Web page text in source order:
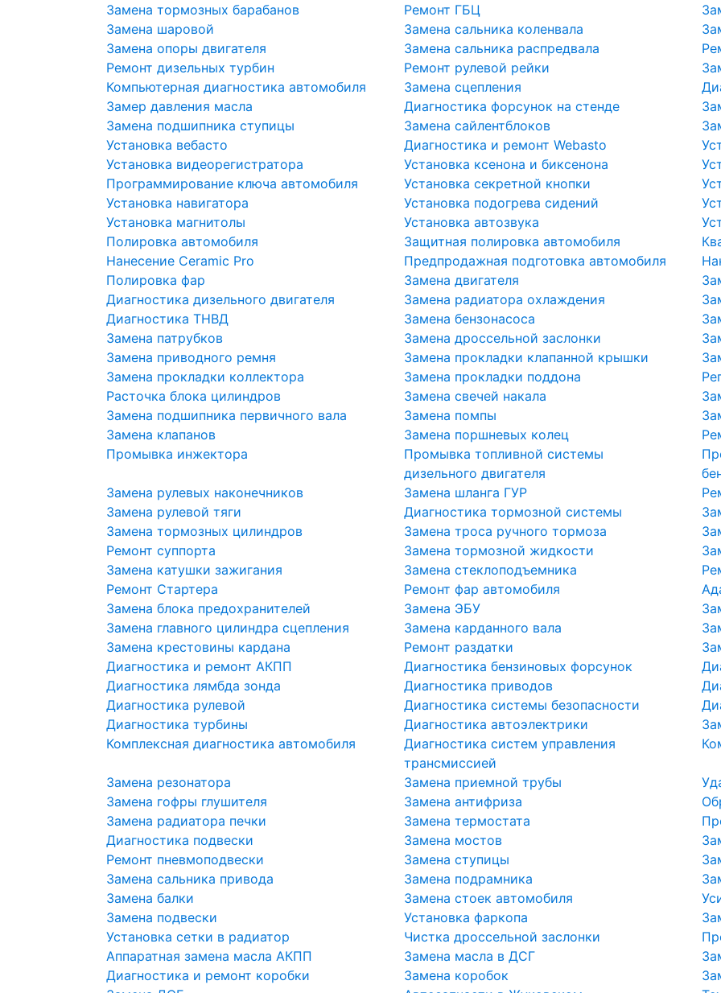
Замена тормозных барабанов
Ремонт ГБЦ
Замена шаровой
Замена сальника коленвала
Замена опоры двигателя
Замена сальника распредвала
Ремонт дизельных турбин
Ремонт рулевой рейки
Компьютерная диагностика автомобиля
Замена сцепления
Замер давления масла
Диагностика форсунок на стенде
Замена подшипника ступицы
Замена сайлентблоков
Установка вебасто
Диагностика и ремонт Webasto
Установка видеорегистратора
Установка ксенона и биксенона
Программирование ключа автомобиля
Установка секретной кнопки
Установка навигатора
Установка подогрева сидений
Установка магнитолы
Установка автозвука
Полировка автомобиля
Защитная полировка автомобиля
Нанесение Ceramic Pro
Предпродажная подготовка автомобиля
Полировка фар
Замена двигателя
Диагностика дизельного двигателя
Замена радиатора охлаждения
Диагностика ТНВД
Замена бензонасоса
Замена патрубков
Замена дроссельной заслонки
Замена приводного ремня
Замена прокладки клапанной крышки
Замена прокладки коллектора
Замена прокладки поддона
Расточка блока цилиндров
Замена свечей накала
Замена подшипника первичного вала
Замена помпы
Замена клапанов
Замена поршневых колец
Промывка инжектора
Промывка топливной системы
дизельного двигателя
Замена рулевых наконечников
Замена шланга ГУР
Замена рулевой тяги
Диагностика тормозной системы
Замена тормозных цилиндров
Замена троса ручного тормоза
Ремонт суппорта
Замена тормозной жидкости
Замена катушки зажигания
Замена стеклоподъемника
Ремонт Стартера
Ремонт фар автомобиля
Замена блока предохранителей
Замена ЭБУ
Замена главного цилиндра сцепления
Замена карданного вала
Замена крестовины кардана
Ремонт раздатки
Диагностика и ремонт АКПП
Диагностика бензиновых форсунок
Диагностика лямбда зонда
Диагностика приводов
Диагностика рулевой
Диагностика системы безопасности
Диагностика турбины
Диагностика автоэлектрики
Комплексная диагностика автомобиля
Диагностика систем управления
трансмиссией
Замена резонатора Замена приемной трубы
Замена гофры глушителя
Замена антифриза
Замена радиатора печки
Замена термостата
Диагностика подвески
Замена мостов
Ремонт пневмоподвески
Замена ступицы
Замена сальника привода
Замена подрамника
Замена балки
Замена стоек автомобиля
Замена подвески
Установка фаркопа
Установка сетки в радиатор
Чистка дроссельной заслонки
Аппаратная замена масла АКПП
Замена масла в ДСГ
Диагностика и ремонт коробки
Замена коробок